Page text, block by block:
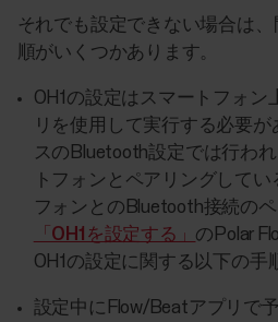
それでも設定できない場合は
順がいくつかあります。
OH1の設定はスマートフォン
リを使用して実行する必要
スのBluetooth設定では行わ
トフォンとペアリングして
フォンとのBluetooth接続の
「OH1を設定する」 のPolar
OH1の設定に関する以下の手
設定中にFlow/Beatアプリで